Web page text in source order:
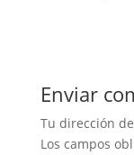
Enviar
Tu dirección
Los campos